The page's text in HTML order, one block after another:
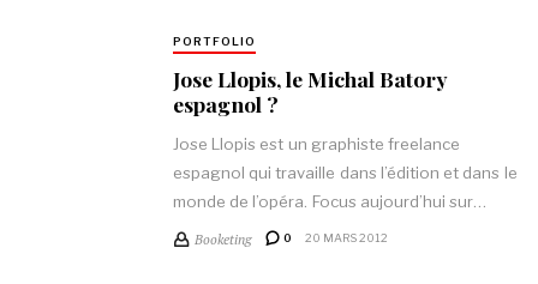
PORTFOLIO
Jose Llopis, le Michal Batory
espagnol ?
Jose Llopis est un graphiste freelance
espagnol qui travaille dans l’édition et dans le
monde de l’opéra. Focus aujourd’hui sur…
Booketing 0 20 MARS 2012